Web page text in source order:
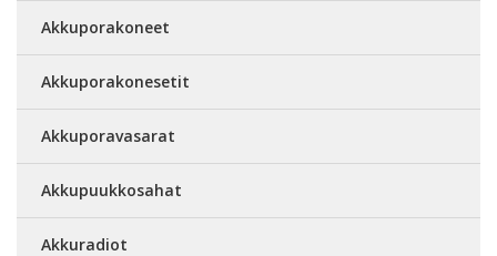
Akkuporakoneet
Akkuporakonesetit
Akkuporavasarat
Akkupuukkosahat
Akkuradiot